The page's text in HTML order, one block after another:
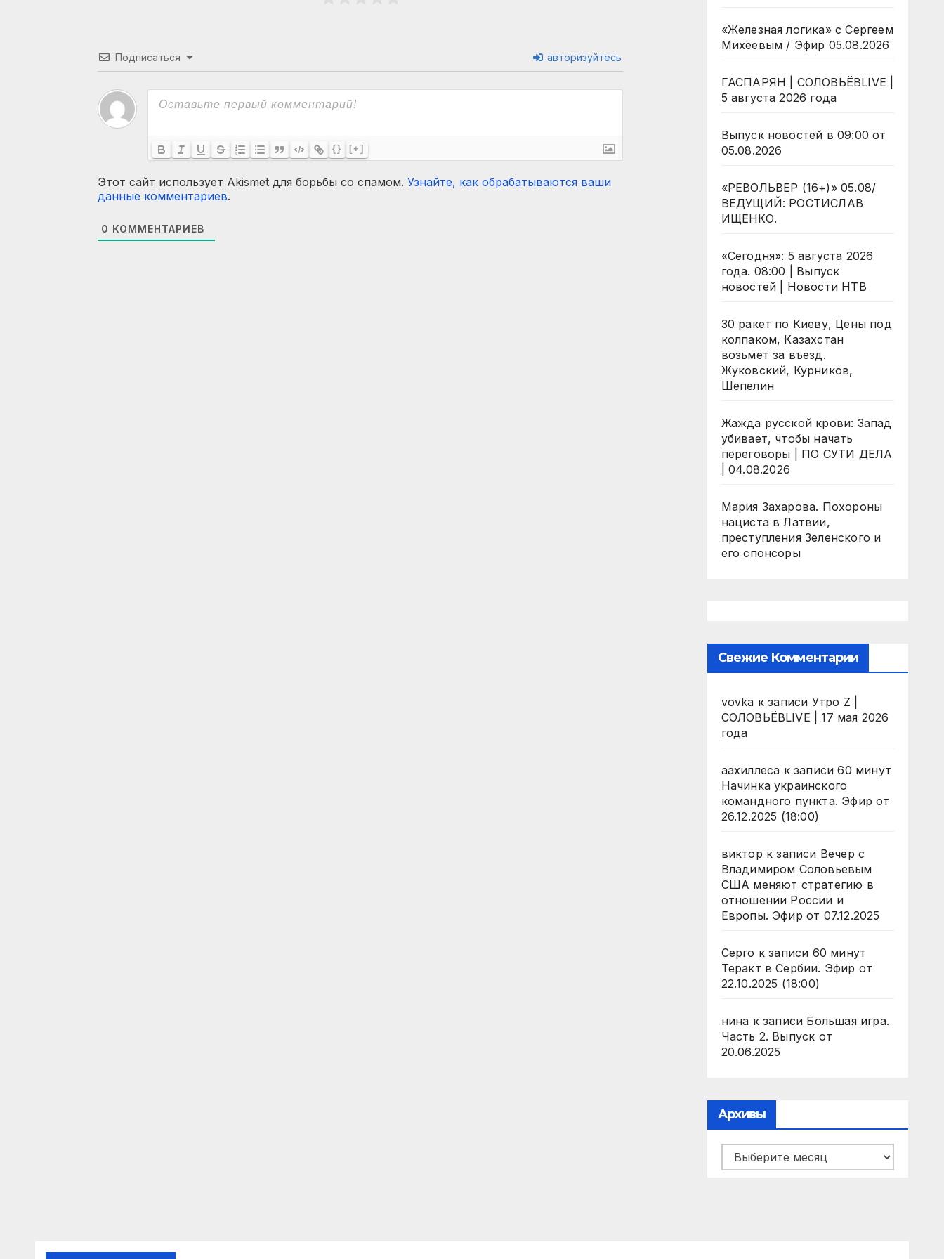
Подписаться авторизуйтесь
{} [+]
Этот сайт использует Akismet для борьбы со спамом. Узнайте, как обрабатываются ваши
данные комментариев.
0 КОММЕНТАРИЕВ
«Железная логика» с Сергеем
Михеевым / Эфир 05.08.2026
ГАСПАРЯН | СОЛОВЬЁВLIVE |
5 августа 2026 года
Выпуск новостей в 09:00 от
05.08.2026
«РЕВОЛЬВЕР (16+)» 05.08/
ВЕДУЩИЙ: РОСТИСЛАВ
ИЩЕНКО.
«Сегодня»: 5 августа 2026
года. 08:00 | Выпуск
новостей | Новости НТВ
30 ракет по Киеву, Цены под
колпаком, Казахстан
возьмет за въезд.
Жуковский, Курников,
Шепелин
Жажда русской крови: Запад
убивает, чтобы начать
переговоры | ПО СУТИ ДЕЛА
| 04.08.2026
Мария Захарова. Похороны
нациста в Латвии,
преступления Зеленского и
его спонсоры
Свежие Комментарии
vovka к записи Утро Z |
СОЛОВЬЁВLIVE | 17 мая 2026
года
аахиллеса к записи60 минут
Начинка украинского
командного пункта. Эфир от
26.12.2025 (18:00)
виктор к записи Вечер с
Владимиром Соловьевым
США меняют стратегию в
отношении России и
Европы. Эфир от 07.12.2025
Серго к записи 60 минут
Теракт в Сербии. Эфир от
22.10.2025 (18:00)
нина к записи Большая игра.
Часть 2. Выпуск от
20.06.2025
Архивы
Архивы